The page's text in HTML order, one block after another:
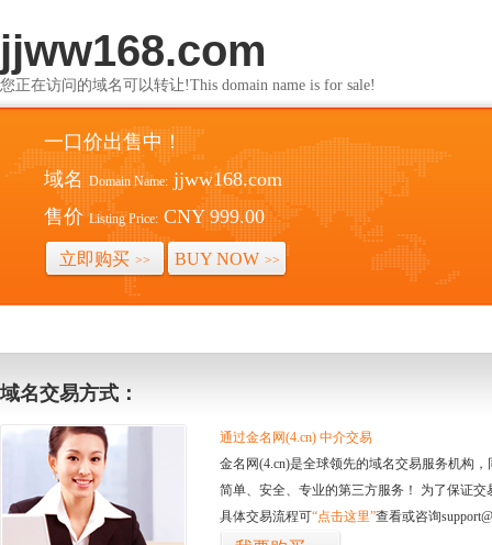
jjww168.com
您正在访问的域名可以转让!This domain name is for sale!
一口价出售中！
域名 Domain Name: jjww168.com
售价 Listing Price: CNY 999.00
立即购买 >> BUY NOW >>
域名交易方式：
通过金名网(4.cn) 中介交易
金名网(4.cn)是全球领先的域名交易服务机构
简单、安全、专业的第三方服务！ 为了保证
具体交易流程可“点击这里”查看或咨询